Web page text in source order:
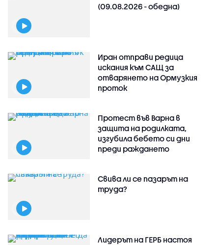
(09.08.2026 - обедна)
Иран отправи редица
искания към САЩ за
отварянето на Ормузкия
проток
Протест във Варна в
защита на родилката,
изгубила бебето си дни
преди раждането
Свива ли се пазарът на
труда?
Лидерът на ГЕРБ настоя